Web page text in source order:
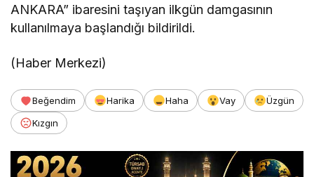
ANKARA” ibaresini taşıyan ilkgün damgasının
kullanılmaya başlandığı bildirildi.
(Haber Merkezi)
Beğendim Harika Haha Vay
Üzgün
Kızgın